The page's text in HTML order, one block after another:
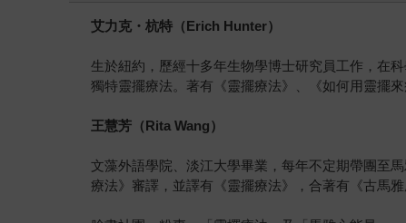
艾力克・杭特（Erich Hunter）
生於紐約，歷經十多年生物學博士研究員工作，在
獨特靈擺療法。著有《靈擺療法》、《如何用靈擺
王慧芳（Rita Wang）
文藻外語學院、淡江大學畢業，每年不定期帶團至
療法》審譯，並譯有《靈擺療法》，合著有《古馬